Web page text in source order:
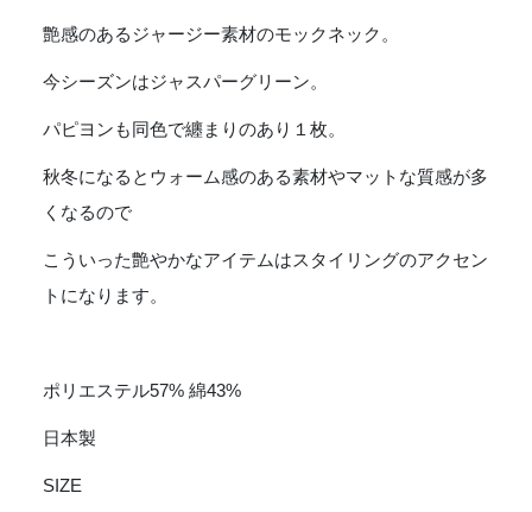
Neck
〔BRIGHT
JASPER
[NS258]
艶感のあるジャージー素材のモックネック。
今シーズンはジャスパーグリーン。
パピヨンも同色で纏まりのあり１枚。
秋冬になるとウォーム感のある素材やマットな質感が多
くなるので
こういった艶やかなアイテムはスタイリングのアクセン
トになります。
ポリエステル57% 綿43%
日本製
SIZE